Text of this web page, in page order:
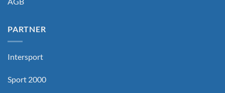
PARTNER
Intersport
Sport 2000